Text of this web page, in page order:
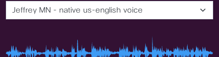
Jeffrey MN - native us-english voice